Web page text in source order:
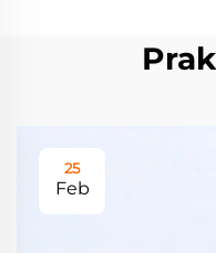
25
Feb